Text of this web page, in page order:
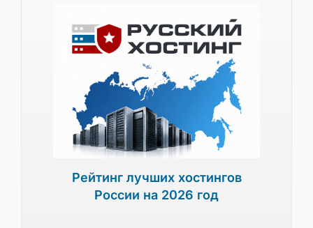
Рейтинг лучших хостингов
России на 2026 год